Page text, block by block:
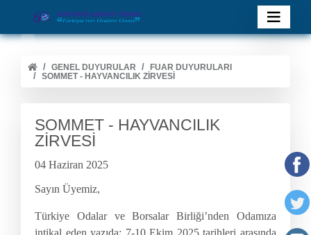
GENEL DUYURULAR
FUAR DUYURULARI
SOMMET - HAYVANCILIK ZİRVESİ
SOMMET - HAYVANCILIK
ZİRVESİ
04 Haziran 2025
Sayın Üyemiz,
Türkiye Odalar ve Borsalar Birliği’nden Odamıza